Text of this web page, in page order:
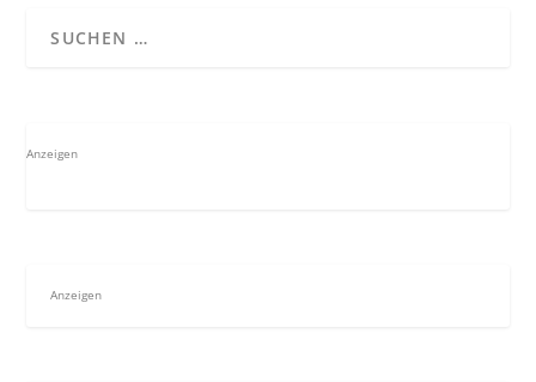
Anzeigen
Anzeigen